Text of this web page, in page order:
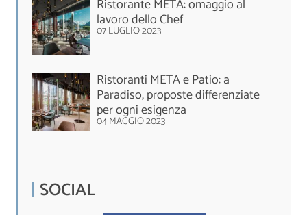
Ristorante META: omaggio al
lavoro dello Chef
07 LUGLIO 2023
Ristoranti META e Patio: a
Paradiso, proposte differenziate
per ogni esigenza
04 MAGGIO 2023
SOCIAL